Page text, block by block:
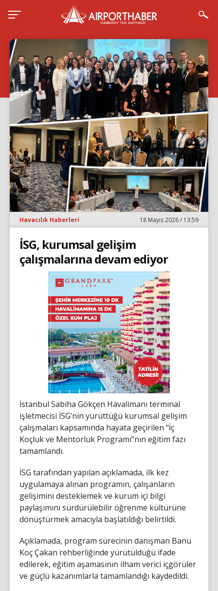
Havacılık Haberleri 18 Mayıs 2026 / 13:59
İSG, kurumsal gelişim
çalışmalarına devam ediyor
İstanbul Sabiha Gökçen Havalimanı terminal
işletmecisi İSG’nin yürüttüğü kurumsal gelişim
çalışmaları kapsamında hayata geçirilen “İç
Koçluk ve Mentorluk Programı”nın eğitim fazı
tamamlandı.
İSG tarafından yapılan açıklamada, ilk kez
uygulamaya alınan programın, çalışanların
gelişimini desteklemek ve kurum içi bilgi
paylaşımını sürdürülebilir öğrenme kültürüne
dönüştürmek amacıyla başlatıldığı belirtildi.
Açıklamada, program sürecinin danışman Banu
Koç Çakan rehberliğinde yürütüldüğü ifade
edilerek, eğitim aşamasının ilham verici içgörüler
ve güçlü kazanımlarla tamamlandığı kaydedildi.